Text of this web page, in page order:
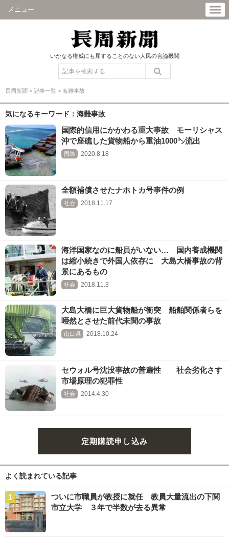
メニュー
いかなる権威にも屈することのない人民の言論機関
長周新聞 > 記事一覧 > 海難事故
気になるキーワード：海難事故
国際的信用にかかわる重大事故 モーリシャス
沖で座礁した貨物船から重油1000㌧流出
国際 2020.8.18
全額補償させたナホトカ号事件の例
社会 2018.11.17
海洋国家なのに船員がいない… 国内養成機関
は縮小続きで外国人依存に 大島大橋事故の背
景にあるもの
社会 2018.11.3
大島大橋に巨大貨物船が衝突 船舶関係者らを
唖然とさせた前代未聞の事故
山口県 2018.10.24
セウォル号沈没事故の普遍性 社会劣化さす
市場原理の犯罪性
社会 2014.4.30
定期購読申し込み
よく読まれている記事
ついに市職員が教授に就任 教員大量流出の下関
市立大学 ３年で半数が去る異常